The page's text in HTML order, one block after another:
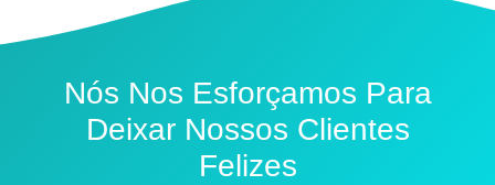
Nós Nos Esforçamos Para
Deixar Nossos Clientes
Felizes